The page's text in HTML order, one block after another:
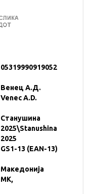
05319990919052
Венец А.Д.
Venec A.D.
Станушина
2025\Stanushina
2025
GS1-13 (EAN-13)
Македонија
MK,